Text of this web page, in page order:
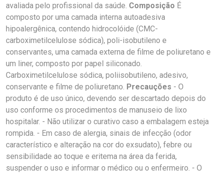
avaliada pelo profissional da saúde. Composição É
composto por uma camada interna autoadesiva
hipoalergênica, contendo hidrocolóide (CMC-
carboximetilcelulose sódica), poli-isobutileno e
conservantes, uma camada externa de filme de poliuretano e
um liner, composto por papel siliconado.
Carboximetilcelulose sódica, poliisobutileno, adesivo,
conservante e filme de poliuretano. Precauções - O
produto é de uso único, devendo ser descartado depois do
uso conforme os procedimentos de manuseio de lixo
hospitalar. - Não utilizar o curativo caso a embalagem esteja
rompida. - Em caso de alergia, sinais de infecção (odor
característico e alteração na cor do exsudato), febre ou
sensibilidade ao toque e eritema na área da ferida,
suspender o uso e informar o médico ou o enfermeiro. - O